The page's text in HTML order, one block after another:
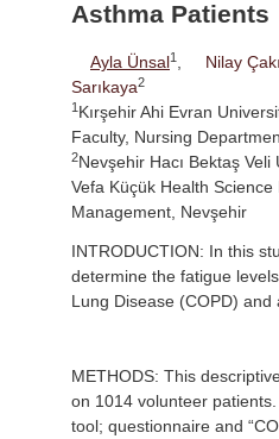
Asthma Patients
Ayla Ünsal1 Nilay
Sarıkaya2
1 Kırşehir Ahi Evran
Faculty, Nursing
2Nevşehir Hacı Bektaş
Vefa Küçük Health Science
Management, Nevşehir
INTRODUCTION: In this
determine the fatigue
Lung Disease (COPD) and
METHODS: This
on 1014 volunteer
tool; questionnaire and